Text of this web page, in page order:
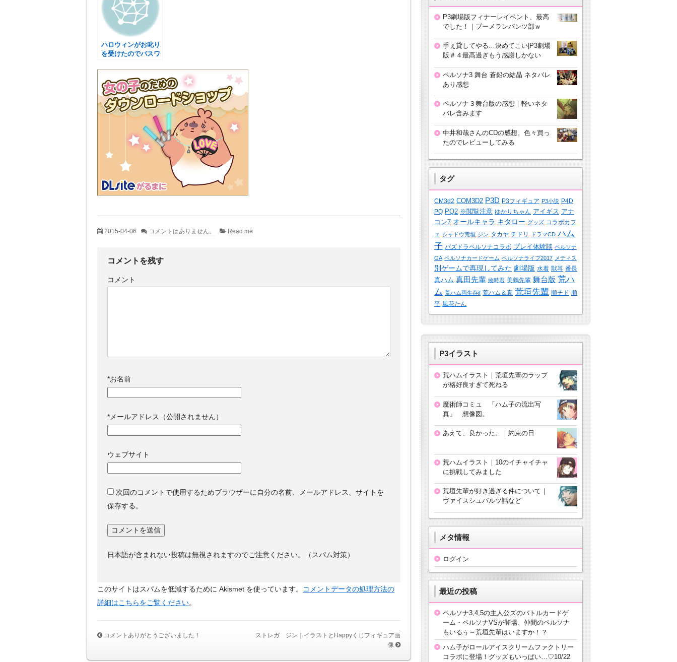
ハロウィンがお叱り
を受けたのでパスワ
(；´∀｀)
2015-04-06 コメントはありません。 Read me
コメントを残す
コメント
*お名前
*メールアドレス（公開されません）
ウェブサイト
次回のコメントで使用するためブラウザーに自分の名前、メールアドレス、サイトを
保存する。
日本語が含まれない投稿は無視されますのでご注意ください。（スパム対策）
このサイトはスパムを低減するために Akismet を使っています。
コメントデータの処理方法の
詳細はこちらをご覧ください。
コメントありがとうございました！
ストレガ ジン｜イラストとHappyくじフィギュア画
像
P3劇場版フィナーレイベント、最高
でした！｜ブーメランパンツ部ｗ
手ぇ貸してやる…決めてこい|P3劇場
版＃４最高過ぎもう感謝しかない
ペルソナ3 舞台 蒼鉛の結晶 ネタバレ
あり感想
ペルソナ３舞台版の感想｜軽いネタ
バレ含みます
中井和哉さんのCDの感想。色々買っ
たのでレビューしてみる
タグ
CM3d2 COM3D2 P3D P3フィギュア P3小説 P4D
PQ PQ2 ※閲覧注意 ゆかりちゃん アイギス アナ
コン7 オールキャラ キタロー グッズ コラボカフ
ェ シャドウ荒垣 ジン タカヤ チドリ ドラマCD ハム
子 パズドラペルソナコラボ プレイ体験談 ペルソナ
OA ペルソナカードゲーム ペルソナライブ2017 メティス
別ゲームで再現してみた 劇場版 水着 獣耳 番長
真ハム 真田先輩 綾時君 美鶴先輩 舞台版 荒ハ
ム 荒ハム両生存if 荒ハム＆真 荒垣先輩 順チド 順
平 風花たん
P3イラスト
荒ハムイラスト｜荒垣先輩のラップ
が格好良すぎて死ねる
魔術師コミュ 「ハム子の流出写
真」 想像図。
あえて、良かった。｜約束の日
荒ハムイラスト｜10のイチャイチャ
に挑戦してみました
荒垣先輩が好き過ぎる件について｜
ヴァイスシュバルツ話など
メタ情報
ログイン
最近の投稿
ペルソナ3,4,5の主人公ズのバトルカードゲ
ーム・ペルソナVSが登場、仲間のペルソナ
もいるぅ～荒垣先輩はいますか！？
ハム子がロールアイスクリームファクトリー
コラボに登場！グッズもいっぱい…♡10/22